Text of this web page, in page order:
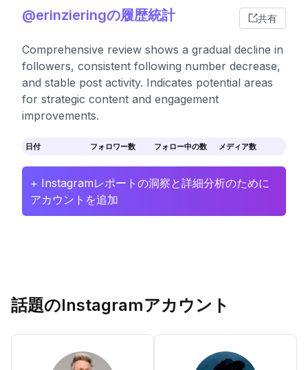
@erinzieringの履歴統計 共有
Comprehensive review shows a gradual decline in
followers, consistent following number decrease,
and stable post activity. Indicates potential areas
for strategic content and engagement
improvements.
日付 フォロワー数 フォロー中の数 メディア数
+ Instagramレポートの洞察と詳細分析のために
アカウントを追加
話題のInstagramアカウント